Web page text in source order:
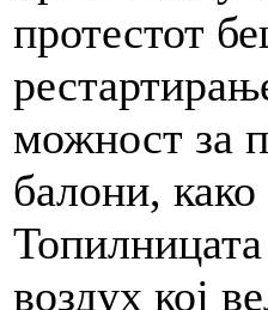
протестот
можност за
балони,
воздух кој